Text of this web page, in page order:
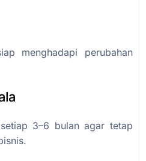
menghadapi perubahan
3–6 bulan agar tetap